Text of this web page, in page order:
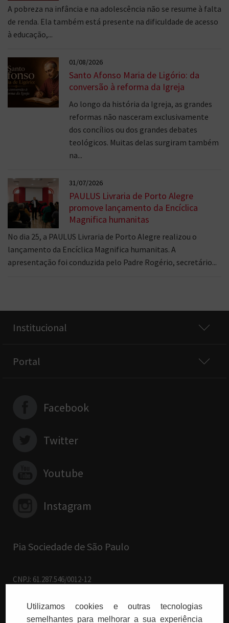
A pobreza na infância e na adolescência não se resume à falta
de renda. Ela também está presente na dificuldade de acesso
à educação,...
01/08/2026
Santo Afonso Maria de Ligório: da
conversão à reforma da Igreja
Ao longo da história da Igreja, as grandes
reformas não nasceram exclusivamente
dos concílios ou dos grandes debates
teológicos. Muitas delas surgiram também
na...
31/07/2026
PAULUS Livraria de Porto Alegre
promove lançamento da Encíclica
Magnifica humanitas
No dia 25, a PAULUS Livraria de Porto Alegre realizou o
lançamento da Encíclica Magnifica humanitas. A
apresentação foi conduzida pelo Padre Rogério, secretário...
Institucional
Portal
Facebook
Twitter
Youtube
Instagram
Pia Sociedade de São Paulo
CNPJ: 61.287.546/0012-12
Vila Mariana - São Paulo/SP
Utilizamos cookies e outras tecnologias
semelhantes para melhorar a sua experiência